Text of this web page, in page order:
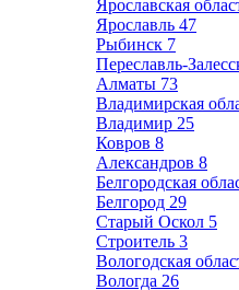
Ярославская
Ярославль 47
Рыбинск 7
Переславль-
Алматы 73
Владимирская
Владимир 25
Ковров 8
Александров 8
Белгородская
Белгород 29
Старый Оскол 5
Строитель 3
Вологодская
Вологда 26